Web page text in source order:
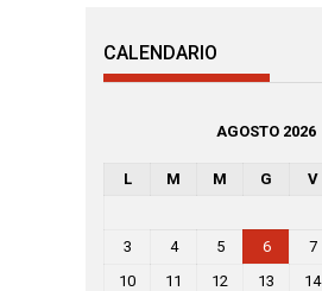
CALENDARIO
AGOSTO 2026
L M M G V
3
4 5 6 7
10
11 12 13 14